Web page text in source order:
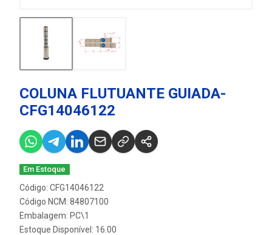
COLUNA FLUTUANTE GUIADA-
CFG14046122
Em Estoque
Código: CFG14046122
Código NCM: 84807100
Embalagem: PC\1
Estoque Disponível: 16.00